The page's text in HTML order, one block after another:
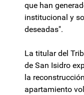
que han
institucional y
deseadas".
La titular del
de San Isidro
la
apartamiento